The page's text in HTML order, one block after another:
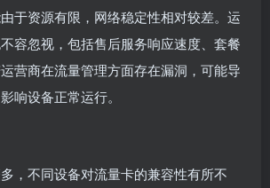
于资源有限，网络稳定性相对较差。运
容忽视，包括售后服务响应速度、套餐
营商在流量管理方面存在漏洞，可能导
响设备正常运行。
，不同设备对流量卡的兼容性有所不